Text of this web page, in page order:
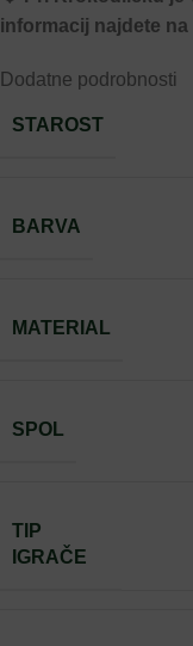
informacij najdete na
Dodatne podrobnosti
STAROST
BARVA
MATERIAL
SPOL
TIP
IGRAČE